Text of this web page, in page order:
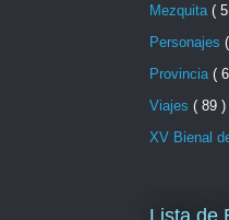
Mezquita (
Personajes
Provincia (
Viajes ( 89 )
XV Bienal